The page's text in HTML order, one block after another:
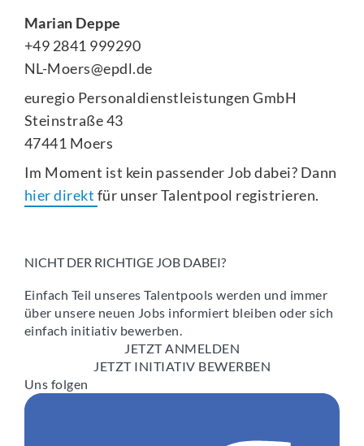
Marian Deppe
+49 2841 999290
NL-Moers@epdl.de
euregio Personaldienstleistungen GmbH
Steinstraße 43
47441 Moers
Im Moment ist kein passender Job dabei? Dann
hier direkt für unser Talentpool registrieren.
NICHT DER RICHTIGE JOB DABEI?
Einfach Teil unseres Talentpools werden und immer
über unsere neuen Jobs informiert bleiben oder sich
einfach initiativ bewerben.
JETZT ANMELDEN
JETZT INITIATIV BEWERBEN
Uns folgen